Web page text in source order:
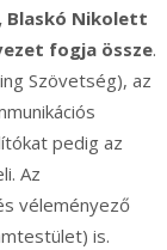
Blaskó Nikolett
fogja össze.
Szövetség), az
pedig az
Az
véleményező
is.